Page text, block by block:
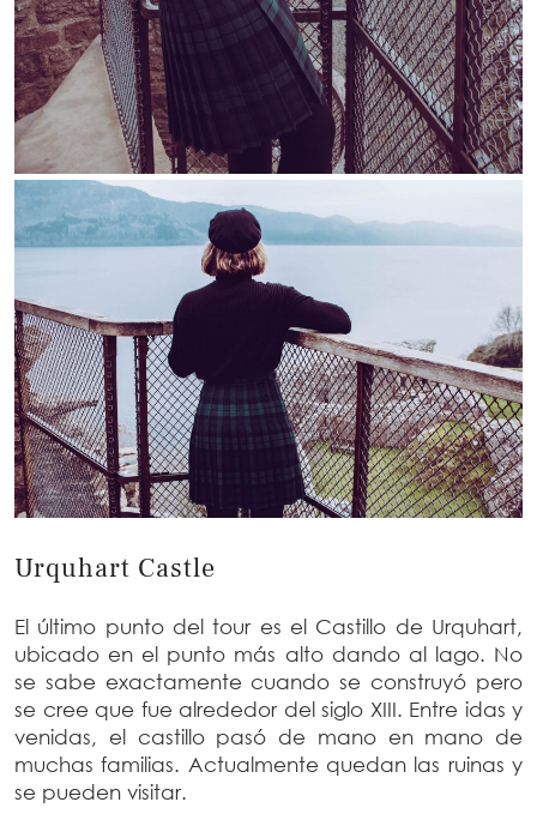
Urquhart Castle
El último punto del tour es el Castillo de Urquhart,
ubicado en el punto más alto dando al lago. No
se sabe exactamente cuando se construyó pero
se cree que fue alrededor del siglo XIII. Entre idas y
venidas, el castillo pasó de mano en mano de
muchas familias. Actualmente quedan las ruinas y
se pueden visitar.